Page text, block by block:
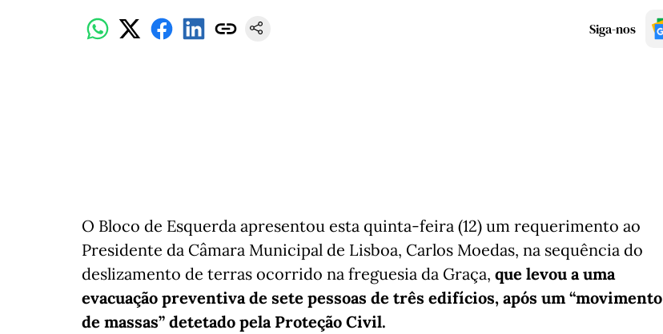
Siga-nos
O Bloco de Esquerda apresentou esta quinta-feira (12) um requerimento ao
Presidente da Câmara Municipal de Lisboa, Carlos Moedas, na sequência do
deslizamento de terras ocorrido na freguesia da Graça, que levou a uma
evacuação preventiva de sete pessoas de três edifícios, após um “movimento
de massas” detetado pela Proteção Civil.